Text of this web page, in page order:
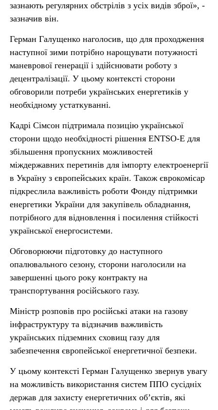
зазнають регулярних обстрілів з усіх видів зброї», -
зазначив він.
Герман Галущенко наголосив, що для проходження
наступної зими потрібно нарощувати потужності
маневрової генерації і здійснювати роботу з
децентралізації. У цьому контексті сторони
обговорили потреби українських енергетиків у
необхідному устаткуванні.
Кадрі Сімсон підтримала позицію української
сторони щодо необхідності рішення ENTSO-E для
збільшення пропускних можливостей
міждержавних перетинів для імпорту електроенергії
в Україну з європейських країн. Також єврокомісар
підкреслила важливість роботи Фонду підтримки
енергетики України для закупівель обладнання,
потрібного для відновлення і посилення стійкості
української енергосистеми.
Обговорюючи підготовку до наступного
опалювального сезону, сторони наголосили на
завершенні цього року контракту на
транспортування російського газу.
Міністр розповів про російські атаки на газову
інфраструктуру та відзначив важливість
українських підземних сховищ газу для
забезпечення європейської енергетичної безпеки.
У цьому контексті Герман Галущенко звернув увагу
на можливість використання систем ППО сусідніх
держав для захисту енергетичних об’єктів, які